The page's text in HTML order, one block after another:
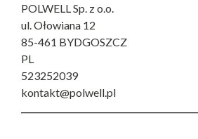
POLWELL Sp. z o.o.
ul. Ołowiana 12
85-461 BYDGOSZCZ
PL
523252039
kontakt@polwell.pl